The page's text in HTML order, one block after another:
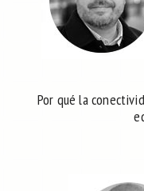
Por qué la